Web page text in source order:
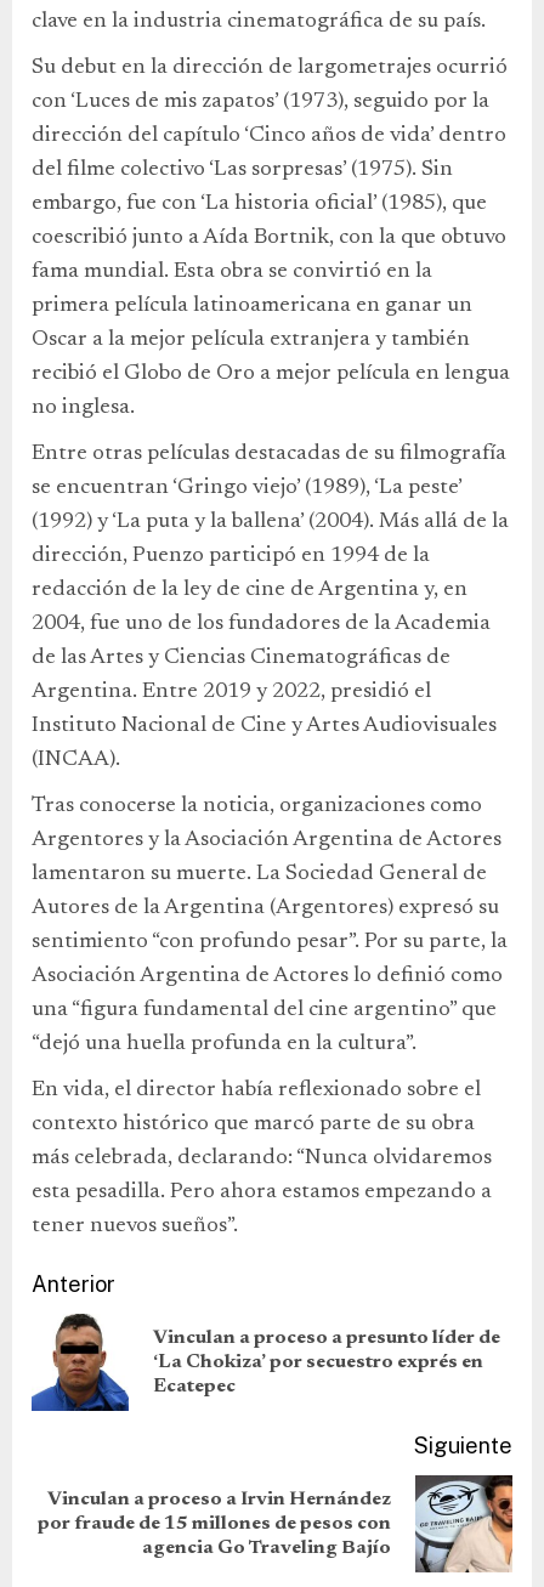
clave en la industria cinematográfica de su país.
Su debut en la dirección de largometrajes ocurrió
con ‘Luces de mis zapatos’ (1973), seguido por la
dirección del capítulo ‘Cinco años de vida’ dentro
del filme colectivo ‘Las sorpresas’ (1975). Sin
embargo, fue con ‘La historia oficial’ (1985), que
coescribió junto a Aída Bortnik, con la que obtuvo
fama mundial. Esta obra se convirtió en la
primera película latinoamericana en ganar un
Oscar a la mejor película extranjera y también
recibió el Globo de Oro a mejor película en lengua
no inglesa.
Entre otras películas destacadas de su filmografía
se encuentran ‘Gringo viejo’ (1989), ‘La peste’
(1992) y ‘La puta y la ballena’ (2004). Más allá de la
dirección, Puenzo participó en 1994 de la
redacción de la ley de cine de Argentina y, en
2004, fue uno de los fundadores de la Academia
de las Artes y Ciencias Cinematográficas de
Argentina. Entre 2019 y 2022, presidió el
Instituto Nacional de Cine y Artes Audiovisuales
(INCAA).
Tras conocerse la noticia, organizaciones como
Argentores y la Asociación Argentina de Actores
lamentaron su muerte. La Sociedad General de
Autores de la Argentina (Argentores) expresó su
sentimiento “con profundo pesar”. Por su parte, la
Asociación Argentina de Actores lo definió como
una “figura fundamental del cine argentino” que
“dejó una huella profunda en la cultura”.
En vida, el director había reflexionado sobre el
contexto histórico que marcó parte de su obra
más celebrada, declarando: “Nunca olvidaremos
esta pesadilla. Pero ahora estamos empezando a
tener nuevos sueños”.
Anterior
Vinculan a proceso a presunto líder de
‘La Chokiza’ por secuestro exprés en
Ecatepec
Siguiente
Vinculan a proceso a Irvin Hernández
por fraude de 15 millones de pesos con
agencia Go Traveling Bajío